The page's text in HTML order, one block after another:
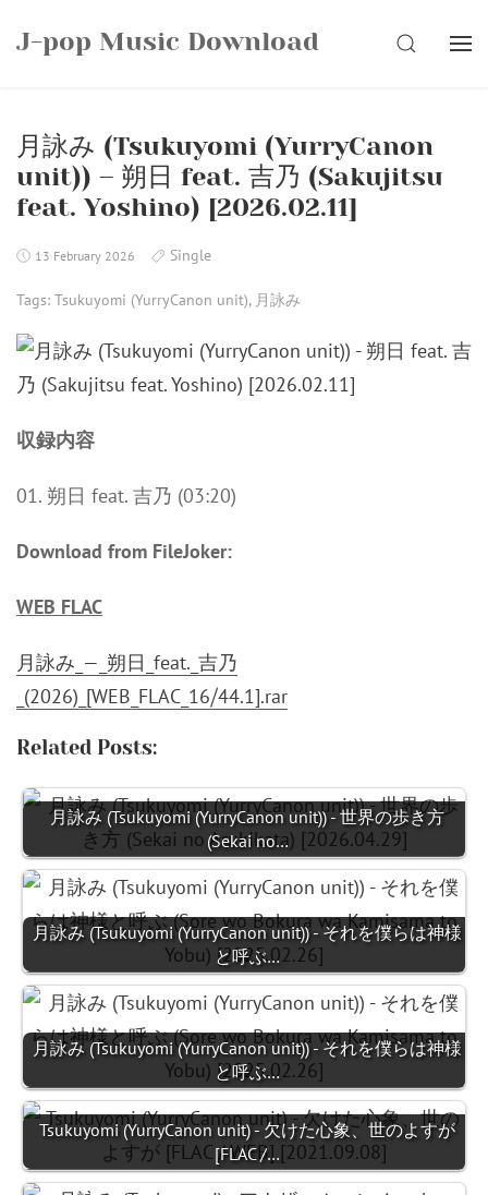
J-pop Music Download SEARCH
月詠み (Tsukuyomi (YurryCanon
unit)) – 朔日 feat. 吉乃 (Sakujitsu
feat. Yoshino) [2026.02.11]
13 February 2026 Single
Tags: Tsukuyomi (YurryCanon unit), 月詠み
収録内容
01. 朔日 feat. 吉乃 (03:20)
Download from FileJoker:
WEB FLAC
月詠み_—_朔日_feat._吉乃
_(2026)_[WEB_FLAC_16⧸44.1].rar
Related Posts:
月詠み (Tsukuyomi (YurryCanon unit)) - 世界の歩き方
(Sekai no…
月詠み (Tsukuyomi (YurryCanon unit)) - それを僕らは神様
と呼ぶ…
月詠み (Tsukuyomi (YurryCanon unit)) - それを僕らは神様
と呼ぶ…
Tsukuyomi (YurryCanon unit) - 欠けた心象、世のよすが
[FLAC /…